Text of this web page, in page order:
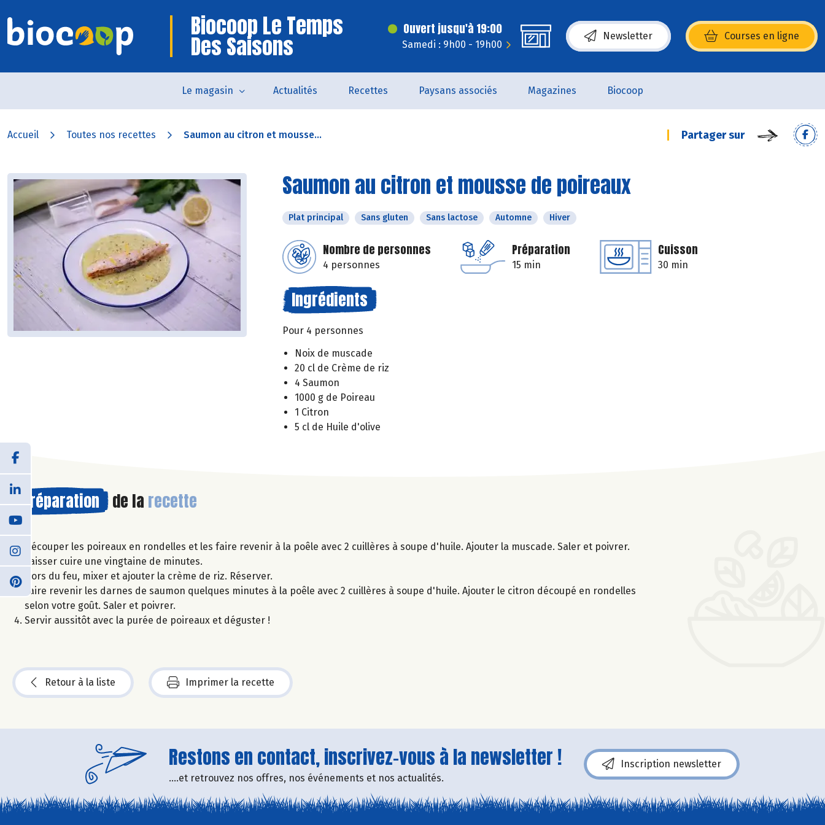
Biocoop Le Temps
Des Saisons
Ouvert jusqu'à 19:00
Samedi : 9h00 - 19h00
Newsletter Courses en ligne
(s’ouvre dans une nouvelle fenêtre)
Le magasin Actualités Recettes Paysans associés Magazines Biocoop
Accueil Toutes nos recettes Saumon au citron et mousse... Partager sur
Saumon au citron et mousse de poireaux
Plat principal Sans gluten Sans lactose Automne Hiver
Nombre de personnes
4 personnes
Préparation
15 min
Cuisson
30 min
Ingrédients
Pour 4 personnes
Noix de muscade
20 cl de Crème de riz
4 Saumon
1000 g de Poireau
1 Citron
5 cl de Huile d'olive
Préparation de la recette
Découper les poireaux en rondelles et les faire revenir à la poêle avec 2 cuillères à soupe d'huile. Ajouter la muscade. Saler et poivrer.
Laisser cuire une vingtaine de minutes.
Hors du feu, mixer et ajouter la crème de riz. Réserver.
Faire revenir les darnes de saumon quelques minutes à la poêle avec 2 cuillères à soupe d'huile. Ajouter le citron découpé en rondelles
selon votre goût. Saler et poivrer.
Servir aussitôt avec la purée de poireaux et déguster !
Retour à la liste Imprimer la recette
Restons en contact, inscrivez-vous à la newsletter !
....et retrouvez nos offres, nos événements et nos actualités.
Inscription newsletter